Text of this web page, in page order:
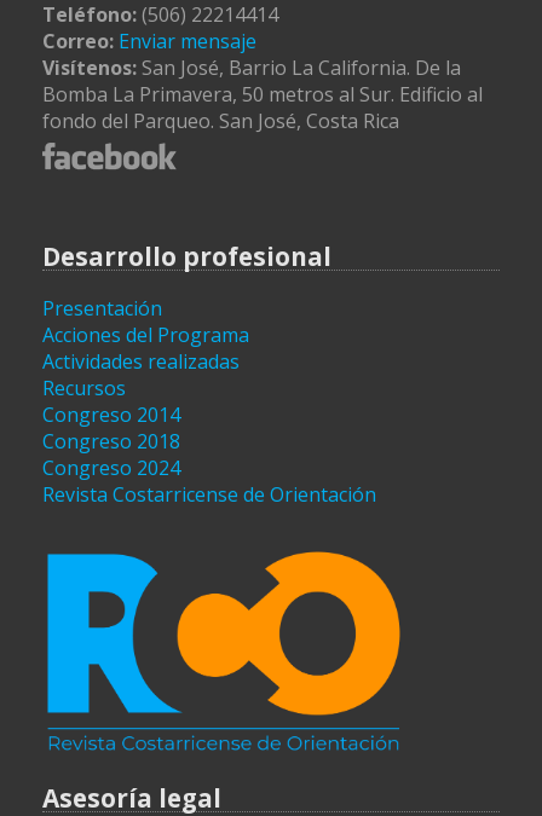
Teléfono:(506) 22214414
Correo: Enviar mensaje
Visítenos: San José, Barrio La California. De la
Bomba La Primavera, 50 metros al Sur. Edificio al
fondo del Parqueo. San José, Costa Rica
Desarrollo profesional
Presentación
Acciones del Programa
Actividades realizadas
Recursos
Congreso 2014
Congreso 2018
Congreso 2024
Revista Costarricense de Orientación
Asesoría legal